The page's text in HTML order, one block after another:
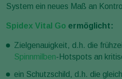
System ein neues Maß an
Spidex Vital Go ermöglicht:
Zielgenauigkeit, d.h. die
Spinnmilben-Hotspots an
ein Schutzschild, d.h. die